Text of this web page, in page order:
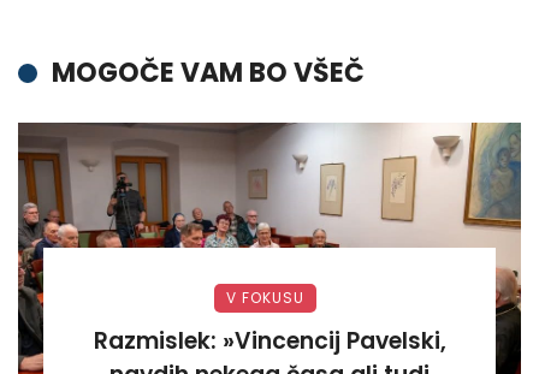
MOGOČE VAM BO VŠEČ
V FOKUSU
Razmislek: »Vincencij Pavelski,